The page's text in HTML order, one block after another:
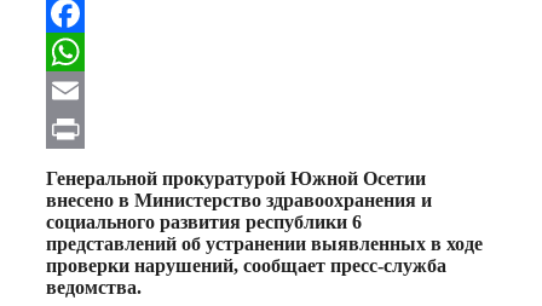
Telegram
Facebook
WhatsApp
Email
Print
Генеральной прокуратурой Южной Осетии
внесено в Министерство здравоохранения и
социального развития республики 6
представлений об устранении выявленных в ходе
проверки нарушений, сообщает пресс-служба
ведомства.